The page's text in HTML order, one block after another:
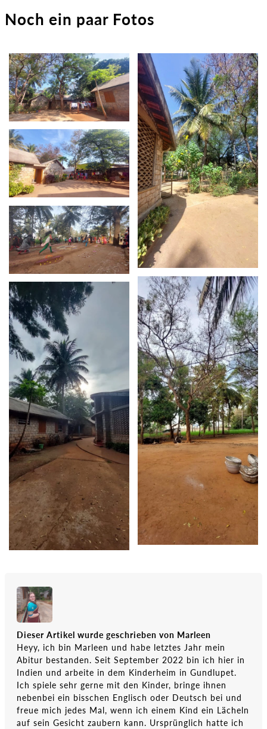
Noch ein paar Fotos
Dieser Artikel wurde geschrieben von Marleen
Heyy, ich bin Marleen und habe letztes Jahr mein
Abitur bestanden. Seit September 2022 bin ich hier in
Indien und arbeite in dem Kinderheim in Gundlupet.
Ich spiele sehr gerne mit den Kinder, bringe ihnen
nebenbei ein bisschen Englisch oder Deutsch bei und
freue mich jedes Mal, wenn ich einem Kind ein Lächeln
auf sein Gesicht zaubern kann. Ursprünglich hatte ich